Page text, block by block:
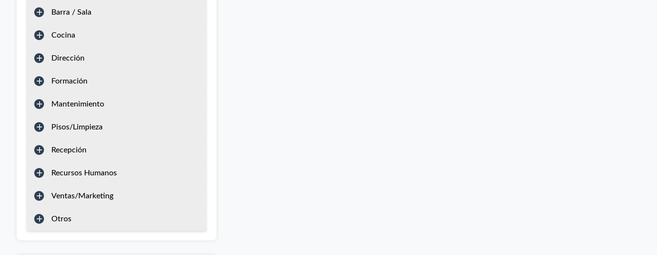
Barra / Sala
Cocina
Dirección
Formación
Mantenimiento
Pisos/Limpieza
Recepción
Recursos Humanos
Ventas/Marketing
Otros